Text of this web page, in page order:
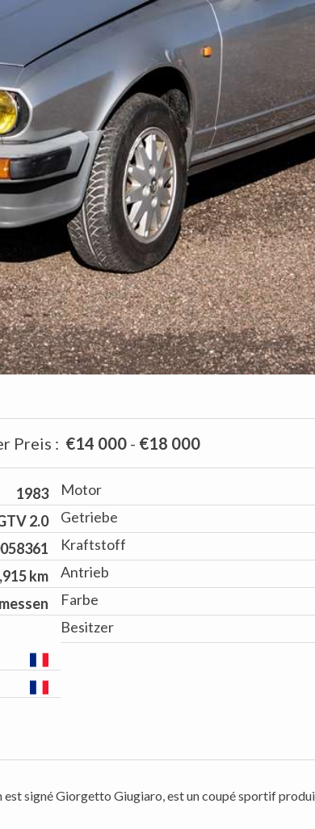
Preis : €14 000 - €18 000
1983
2.0
km
Motor
Getriebe
Kraftstoff
Antrieb
Farbe
Besitzer
est signé Giorgetto Giugiaro, est un coupé sportif